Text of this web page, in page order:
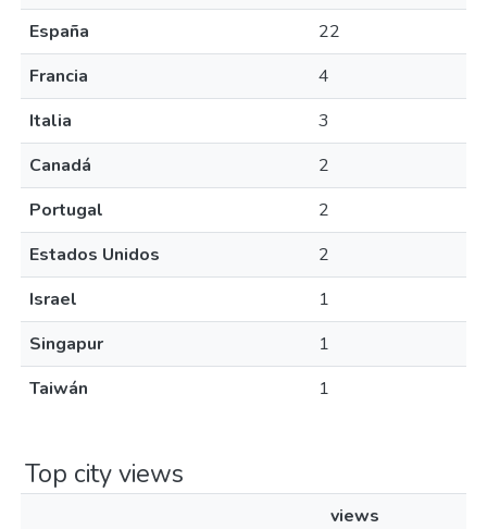
España
22
Francia
4
Italia
3
Canadá
2
Portugal
2
Estados Unidos
2
Israel
1
Singapur
1
Taiwán
1
Top city views
views